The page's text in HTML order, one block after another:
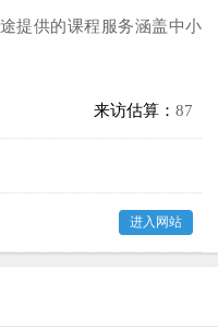
提供的课程服务涵盖中小
来访估算： 87
进入网站